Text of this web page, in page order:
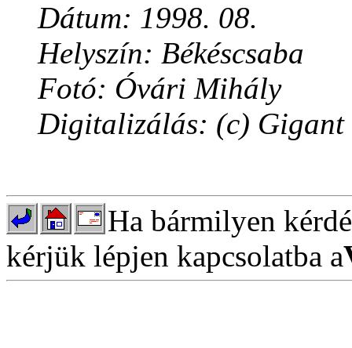
Dátum: 1998. 08.
Helyszín: Békéscsaba
Fotó: Óvári Mihály
Digitalizálás: (c) Gigant
Ha bármilyen
kérjük lépjen kapcsolatba a